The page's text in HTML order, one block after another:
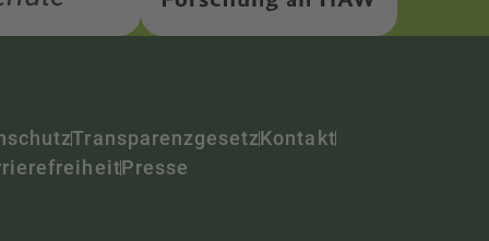
TransparenzgesetzKontakt
Presse